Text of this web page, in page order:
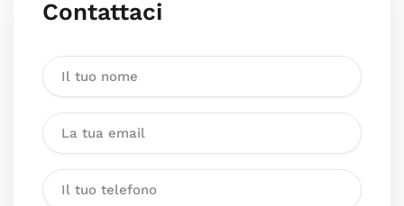
Contattaci